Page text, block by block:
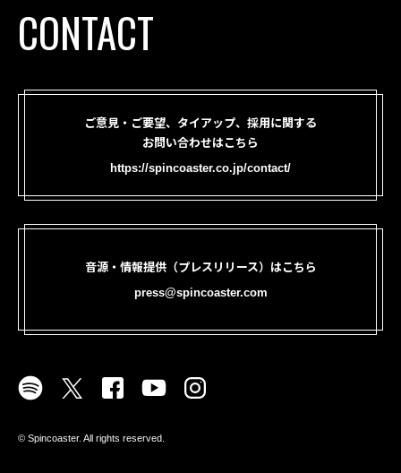
CONTACT
ご意見・ご要望、タイアップ、採用に関する
お問い合わせはこちら
https://spincoaster.co.jp/contact/
音源・情報提供（プレスリリース）はこちら
press@spincoaster.com
©︎ Spincoaster. All rights reserved.